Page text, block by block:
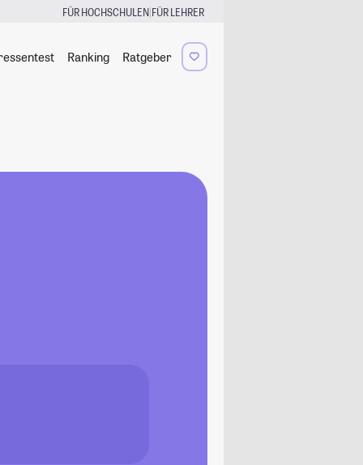
FÜR HOCHSCHULEN|FÜR LEHRER
Ranking Ratgeber